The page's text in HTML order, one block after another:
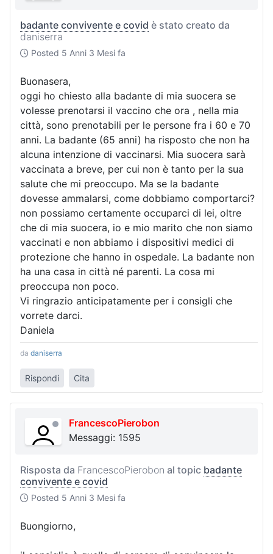
badante convivente e covid è stato creato da
daniserra
Posted 5 Anni 3 Mesi fa
Buonasera,
oggi ho chiesto alla badante di mia suocera se
volesse prenotarsi il vaccino che ora , nella mia
città, sono prenotabili per le persone fra i 60 e 70
anni. La badante (65 anni) ha risposto che non ha
alcuna intenzione di vaccinarsi. Mia suocera sarà
vaccinata a breve, per cui non è tanto per la sua
salute che mi preoccupo. Ma se la badante
dovesse ammalarsi, come dobbiamo comportarci?
non possiamo certamente occuparci di lei, oltre
che di mia suocera, io e mio marito che non siamo
vaccinati e non abbiamo i dispositivi medici di
protezione che hanno in ospedale. La badante non
ha una casa in città né parenti. La cosa mi
preoccupa non poco.
Vi ringrazio anticipatamente per i consigli che
vorrete darci.
Daniela
da daniserra
Rispondi Cita
FrancescoPierobon
Messaggi: 1595
Risposta da FrancescoPierobon al topic badante
convivente e covid
Posted 5 Anni 3 Mesi fa
Buongiorno,